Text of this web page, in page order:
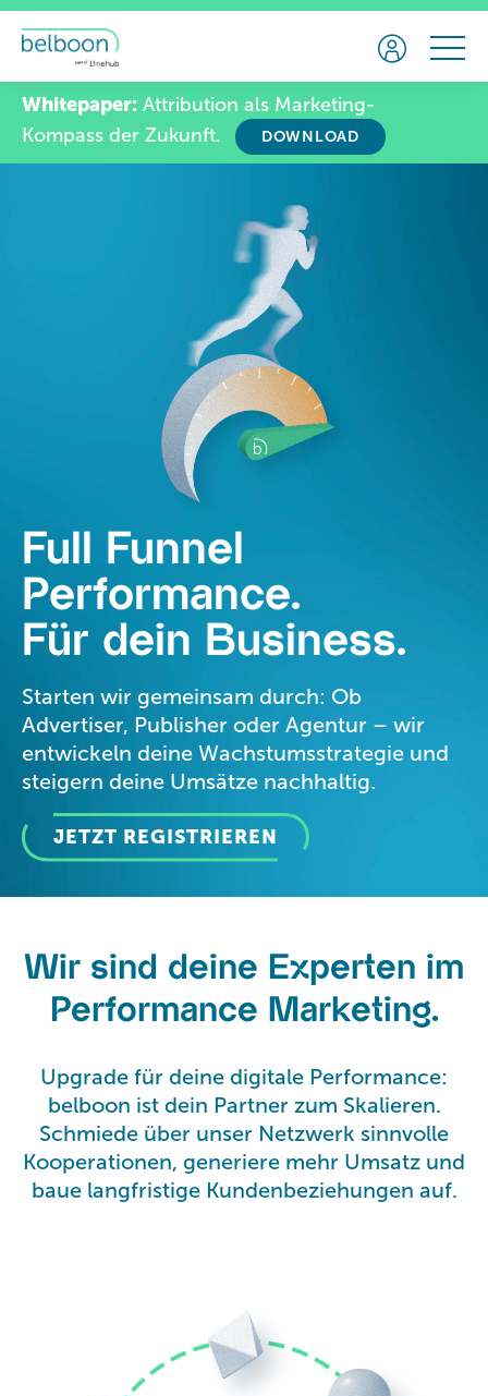
Whitepaper: Attribution als Marketing-
Kompass der Zukunft.
DOWNLOAD
Full Funnel
Performance.
Für dein Business.
Starten wir gemeinsam durch: Ob
Advertiser, Publisher oder Agentur – wir
entwickeln deine Wachstumsstrategie und
steigern deine Umsätze nachhaltig.
JETZT REGISTRIEREN
Wir sind deine Experten im
Performance Marketing.
Upgrade für deine digitale Performance:
belboon ist dein Partner zum Skalieren.
Schmiede über unser Netzwerk sinnvolle
Kooperationen, generiere mehr Umsatz und
baue langfristige Kundenbeziehungen auf.